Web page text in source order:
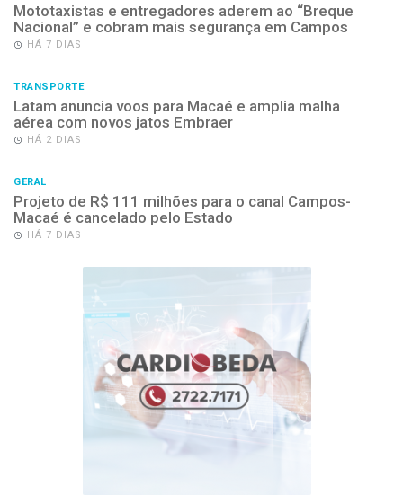
Mototaxistas e entregadores aderem ao “Breque
Nacional” e cobram mais segurança em Campos
HÁ 7 DIAS
TRANSPORTE
Latam anuncia voos para Macaé e amplia malha
aérea com novos jatos Embraer
HÁ 2 DIAS
GERAL
Projeto de R$ 111 milhões para o canal Campos-
Macaé é cancelado pelo Estado
HÁ 7 DIAS